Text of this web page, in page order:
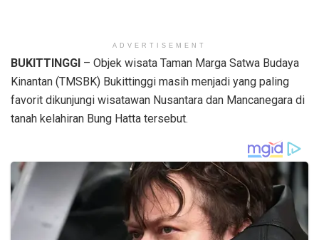
ADVERTISEMENT
BUKITTINGGI – Objek wisata Taman Marga Satwa Budaya
Kinantan (TMSBK) Bukittinggi masih menjadi yang paling
favorit dikunjungi wisatawan Nusantara dan Mancanegara di
tanah kelahiran Bung Hatta tersebut.